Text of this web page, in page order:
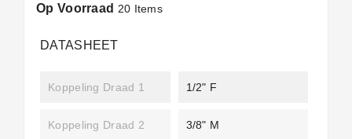
Op Voorraad 20 Items
DATASHEET
Koppeling Draad 1 1/2" F
Koppeling Draad 2 3/8" M